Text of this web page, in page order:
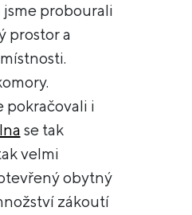
probourali
prostor a
pokračovali i
se tak
velmi
obytný
zákoutí